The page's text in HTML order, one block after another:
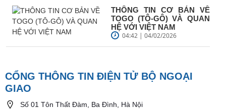
THÔNG TIN CƠ BẢN VỀ
TOGO (TÔ-GÔ) VÀ QUAN
HỆ VỚI VIỆT NAM
04:42 | 04/02/2026
CỔNG THÔNG TIN ĐIỆN TỬ BỘ NGOẠI
GIAO
Số 01 Tôn Thất Đàm, Ba Đình, Hà Nội